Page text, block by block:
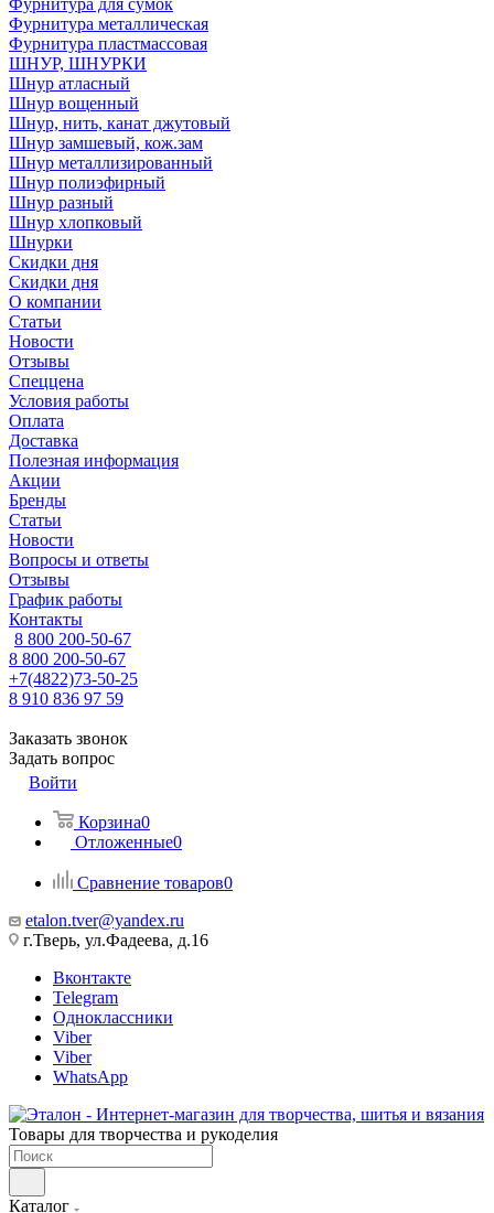
Фурнитура для сумок
Фурнитура металлическая
Фурнитура пластмассовая
ШНУР, ШНУРКИ
Шнур атласный
Шнур вощенный
Шнур, нить, канат джутовый
Шнур замшевый, кож.зам
Шнур металлизированный
Шнур полиэфирный
Шнур разный
Шнур хлопковый
Шнурки
Скидки дня
Скидки дня
О компании
Статьи
Новости
Отзывы
Спеццена
Условия работы
Оплата
Доставка
Полезная информация
Акции
Бренды
Статьи
Новости
Вопросы и ответы
Отзывы
График работы
Контакты
8 800 200-50-67
8 800 200-50-67
+7(4822)73-50-25
8 910 836 97 59
Заказать звонок
Задать вопрос
Войти
Корзина0
Отложенные0
Сравнение товаров0
etalon.tver@yandex.ru
г.Тверь, ул.Фадеева, д.16
Вконтакте
Telegram
Одноклассники
Viber
Viber
WhatsApp
Товары для творчества и рукоделия
Каталог